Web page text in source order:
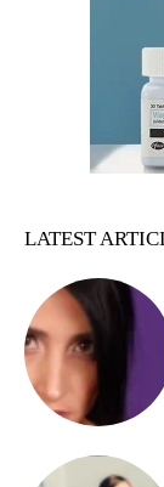
LATEST